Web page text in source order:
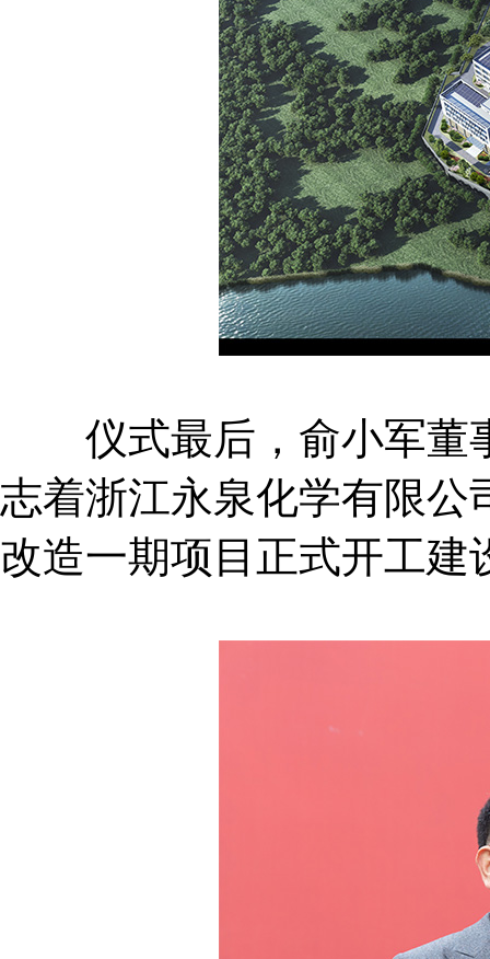
仪式最后，俞小军董
志着浙江永泉化学有限
改造一期项目正式开工建